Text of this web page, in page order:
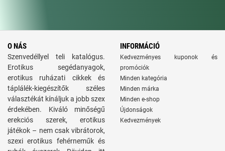
O NÁS
Szenvedéllyel teli katalógus.
Erotikus segédanyagok,
erotikus ruházati cikkek és
táplálék-kiegészítők széles
választékát kínáljuk a jobb szex
érdekében. Kiváló minőségű
erekciós szerek, erotikus
játékok – nem csak vibrátorok,
szexi erotikus fehérneműk és
INFORMÁCIÓ
Kedvezményes kuponok és
promóciók
Minden kategória
Minden márka
Minden e-shop
Újdonságok
Kedvezmények